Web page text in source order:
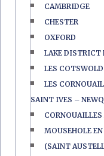
CAMBRIDGE
CHESTER
OXFORD
LAKE DISTRICT
LES
LES
SAINT IVES –
MOUSEHOLE
(SAINT